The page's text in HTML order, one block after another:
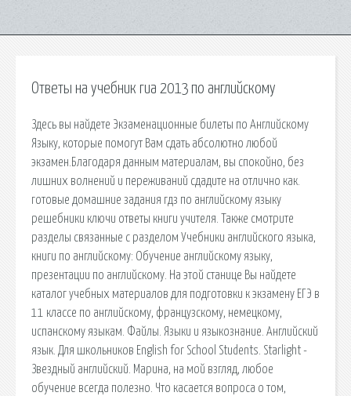
Ответы на учебник гиа 2013 по английскому
Здесь вы найдете Экзаменационные билеты по Английскому
Языку, которые помогут Вам сдать абсолютно любой
экзамен.Благодаря данным материалам, вы спокойно, без
лишних волнений и переживаний сдадите на отлично как.
готовые домашние задания гдз по английскому языку
решебники ключи ответы книги учителя. Также смотрите
разделы связанные с разделом Учебники английского языка,
книги по английскому: Обучение английскому языку,
презентации по английскому. На этой станице Вы найдете
каталог учебных материалов для подготовки к экзамену ЕГЭ в
11 классе по английскому, французскому, немецкому,
испанскому языкам. Файлы. Языки и языкознание. Английский
язык. Для школьников English for School Students. Starlight -
Звездный английский. Марина, на мой взгляд, любое
обучение всегда полезно. Что касается вопроса о том,